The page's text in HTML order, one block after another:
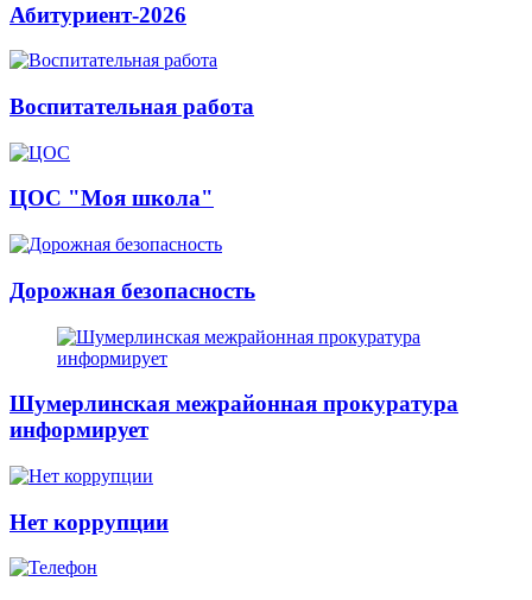
Абитуриент-2026
Воспитательная работа
ЦОС "Моя школа"
Дорожная безопасность
Шумерлинская межрайонная прокуратура
информирует
Нет коррупции